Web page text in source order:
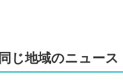
同じ地域のニュース